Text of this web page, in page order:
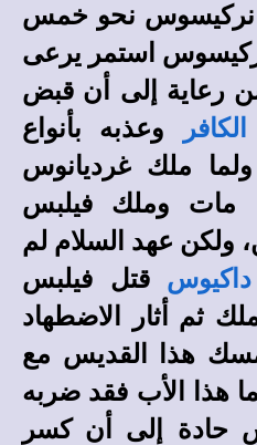
نركيسوس نحو خمس
استمر يرعى
رعاية إلى أن قبض
وعذبه بأنواع
ملك غرديانوس
مات وملك فيلبس
ولكن عهد السلام لم
داكيوس قتل فيلبس
ثم أثار الاضطهاد
هذا القديس مع
هذا الأب فقد ضربه
حادة إلى أن كسر